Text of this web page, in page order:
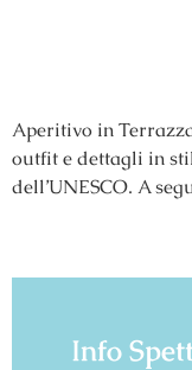
Aperitivo in
outfit e dettagli in
dell’UNESCO. A
Info